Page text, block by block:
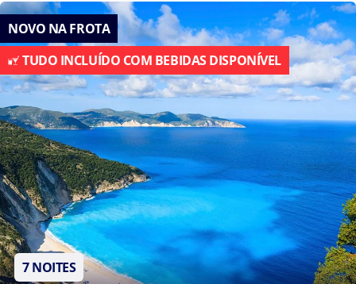
NOVO NA FROTA
TUDO INCLUÍDO COM BEBIDAS DISPONÍVEL
7 NOITES